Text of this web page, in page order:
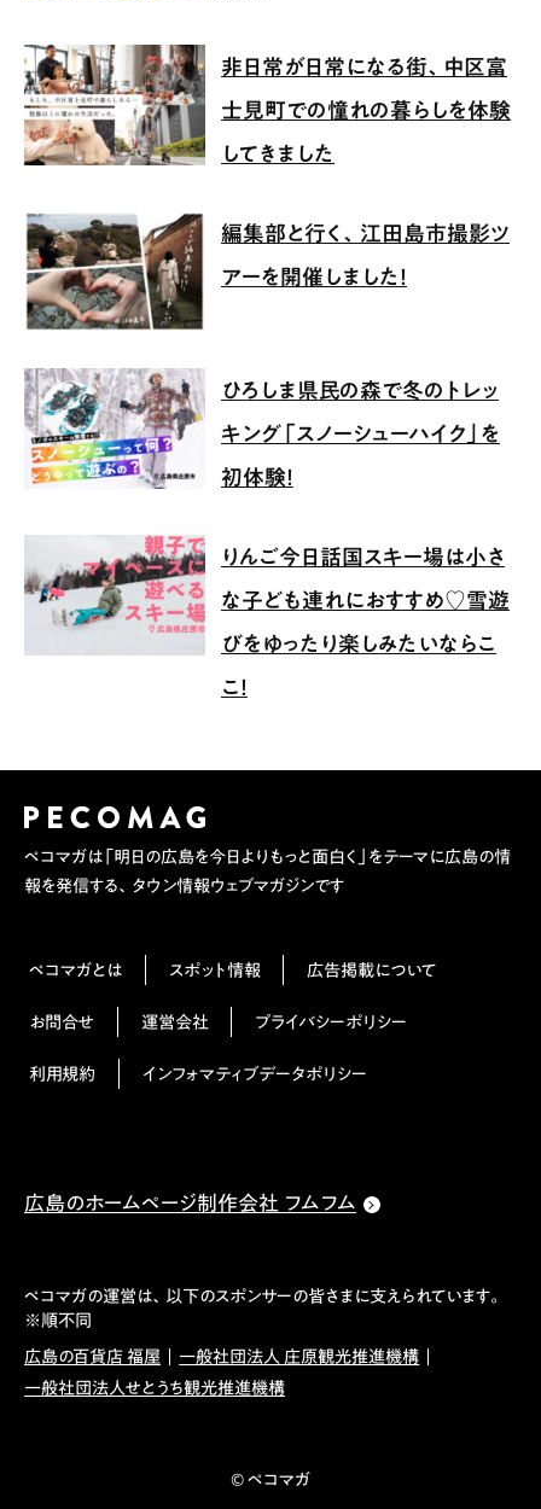
非日常が日常になる街、中区富
士見町での憧れの暮らしを体験
してきました
編集部と行く、江田島市撮影ツ
アーを開催しました！
ひろしま県民の森で冬のトレッ
キング「スノーシューハイク」を
初体験！
りんご今日話国スキー場は小さ
な子ども連れにおすすめ♡雪遊
びをゆったり楽しみたいならこ
こ！
ペコマガは「明日の広島を今日よりもっと面白く」をテーマに広島の情
報を発信する、タウン情報ウェブマガジンです
ペコマガとは スポット情報 広告掲載について
お問合せ 運営会社 プライバシーポリシー
利用規約 インフォマティブデータポリシー
広島のホームページ制作会社 フムフム
ペコマガの運営は、以下のスポンサーの皆さまに支えられています。
※順不同
広島の百貨店 福屋
一般社団法人 庄原観光推進機構
一般社団法人せとうち観光推進機構
© ペコマガ